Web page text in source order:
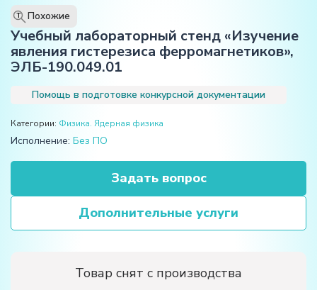
T Похожие
Учебный лабораторный стенд «Изучение
явления гистерезиса ферромагнетиков»,
ЭЛБ-190.049.01
Помощь в подготовке конкурсной документации
Категории: Физика. Ядерная физика
Исполнение: Без ПО
Задать вопрос
Дополнительные услуги
Товар снят с производства